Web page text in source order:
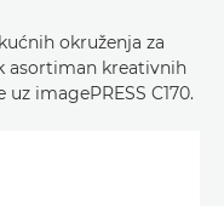
okruženja za
asortiman kreativnih
imagePRESS C170.